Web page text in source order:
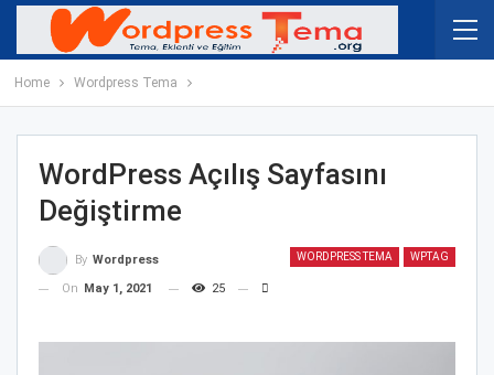
Home Wordpress Tema
WordPress Açılış Sayfasını
Değiştirme
WORDPRESS TEMA WPTAG
By Wordpress
On
May 1, 2021 25